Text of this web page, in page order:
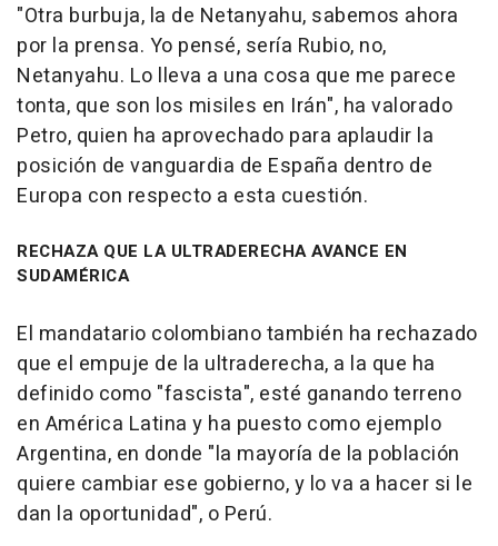
"Otra burbuja, la de Netanyahu, sabemos ahora
por la prensa. Yo pensé, sería Rubio, no,
Netanyahu. Lo lleva a una cosa que me parece
tonta, que son los misiles en Irán", ha valorado
Petro, quien ha aprovechado para aplaudir la
posición de vanguardia de España dentro de
Europa con respecto a esta cuestión.
RECHAZA QUE LA ULTRADERECHA AVANCE EN
SUDAMÉRICA
El mandatario colombiano también ha rechazado
que el empuje de la ultraderecha, a la que ha
definido como "fascista", esté ganando terreno
en América Latina y ha puesto como ejemplo
Argentina, en donde "la mayoría de la población
quiere cambiar ese gobierno, y lo va a hacer si le
dan la oportunidad", o Perú.